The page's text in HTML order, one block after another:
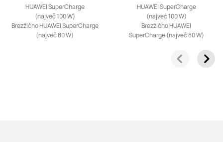
HUAWEI SuperCharge
(največ 100 W)
Brezžično HUAWEI SuperCharge
(največ 80 W)
HUAWEI SuperCharge
(največ 100 W)
Brezžično HUAWEI
SuperCharge (največ 80 W)